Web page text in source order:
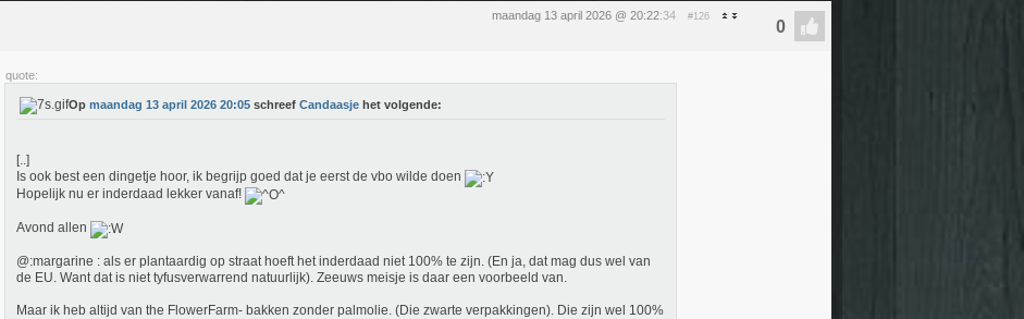
maandag 13 april 2026 @ 20:22:34 #126
quote:
Op maandag 13 april 2026 20:05 schreef Candaasje het volgende:
[..]
Is ook best een dingetje hoor, ik begrijp goed dat je eerst de vbo wilde doen
Hopelijk nu er inderdaad lekker vanaf!
Avond allen
@:margarine : als er plantaardig op straat hoeft het inderdaad niet 100% te zijn. (En ja, dat mag dus wel van
de EU. Want dat is niet tyfusverwarrend natuurlijk). Zeeuws meisje is daar een voorbeeld van.
Maar ik heb altijd van the FlowerFarm- bakken zonder palmolie. (Die zwarte verpakkingen). Die zijn wel 100%